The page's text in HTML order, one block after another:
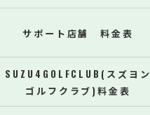
サポート店舗 料金表
SUZU4GOLFCLUB(スズヨン
ゴルフクラブ)料金表